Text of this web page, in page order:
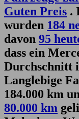
Guten Preis .
wurden 184
davon 95
dass ein
Durchschnitt
Langlebige
184.000 km
80.000 km